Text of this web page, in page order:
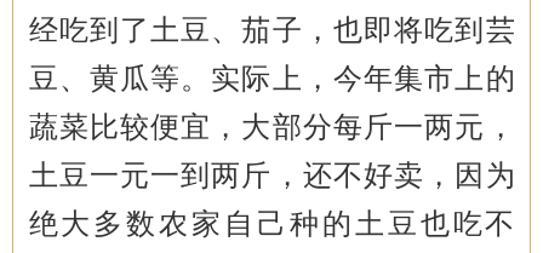
经吃到了土豆、茄子，也即将吃到芸
豆、黄瓜等。实际上，今年集市上的
蔬菜比较便宜，大部分每斤一两元，
土豆一元一到两斤，还不好卖，因为
绝大多数农家自己种的土豆也吃不